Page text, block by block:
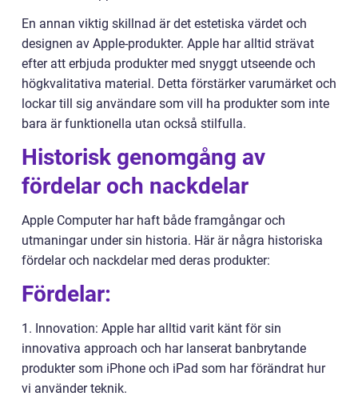
En annan viktig skillnad är det estetiska värdet och
designen av Apple-produkter. Apple har alltid strävat
efter att erbjuda produkter med snyggt utseende och
högkvalitativa material. Detta förstärker varumärket och
lockar till sig användare som vill ha produkter som inte
bara är funktionella utan också stilfulla.
Historisk genomgång av
fördelar och nackdelar
Apple Computer har haft både framgångar och
utmaningar under sin historia. Här är några historiska
fördelar och nackdelar med deras produkter:
Fördelar:
1. Innovation: Apple har alltid varit känt för sin
innovativa approach och har lanserat banbrytande
produkter som iPhone och iPad som har förändrat hur
vi använder teknik.